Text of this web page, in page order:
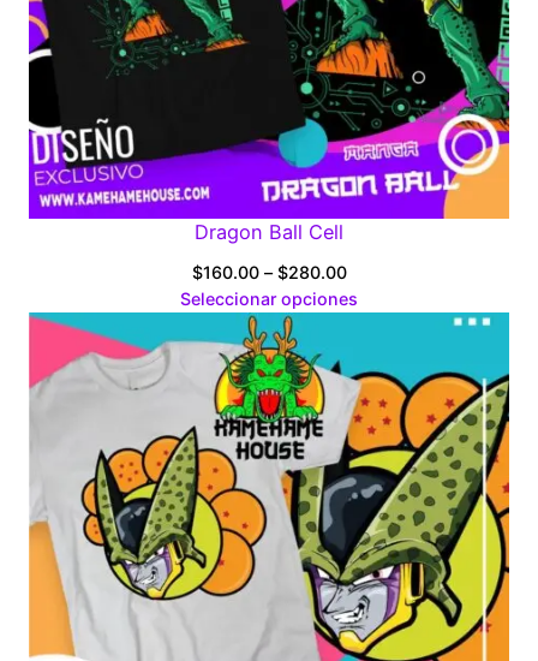
Dragon Ball Cell
$160.00 – $280.00Price
range:
$280.00
Seleccionar opciones